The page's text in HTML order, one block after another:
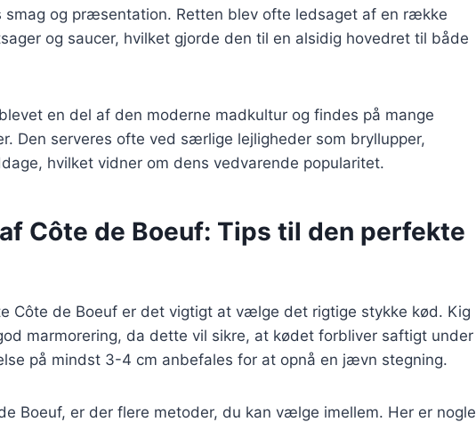
og præsentation. Retten blev ofte ledsaget af en række
og saucer, hvilket gjorde den til en alsidig hovedret til både
en del af den moderne madkultur og findes på mange
Den serveres ofte ved særlige lejligheder som bryllupper,
hvilket vidner om dens vedvarende popularitet.
Côte de Boeuf: Tips til den perfekte
Côte de Boeuf er det vigtigt at vælge det rigtige stykke kød. Kig
marmorering, da dette vil sikre, at kødet forbliver saftigt under
på mindst 3-4 cm anbefales for at opnå en jævn stegning.
Boeuf, er der flere metoder, du kan vælge imellem. Her er nogle